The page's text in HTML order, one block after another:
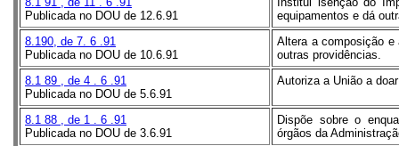
Publicada no DOU de 12.6.91
equipamentos e dá
8.190, de 7. 6 .91
Publicada no DOU de 10.6.91
Altera a composição e
outras providências.
8.1 89 , de 4 6 .91
Publicada no DOU de 5.6.91
Autoriza a União a
8.1 88 , de 1 6 .91
Publicada no DOU de 3.6.91
Dispõe sobre o
órgãos da